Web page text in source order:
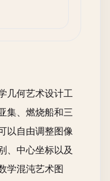
几何艺术设计工
集、燃烧船和三
以自由调整图像
、中心坐标以及
学混沌艺术图